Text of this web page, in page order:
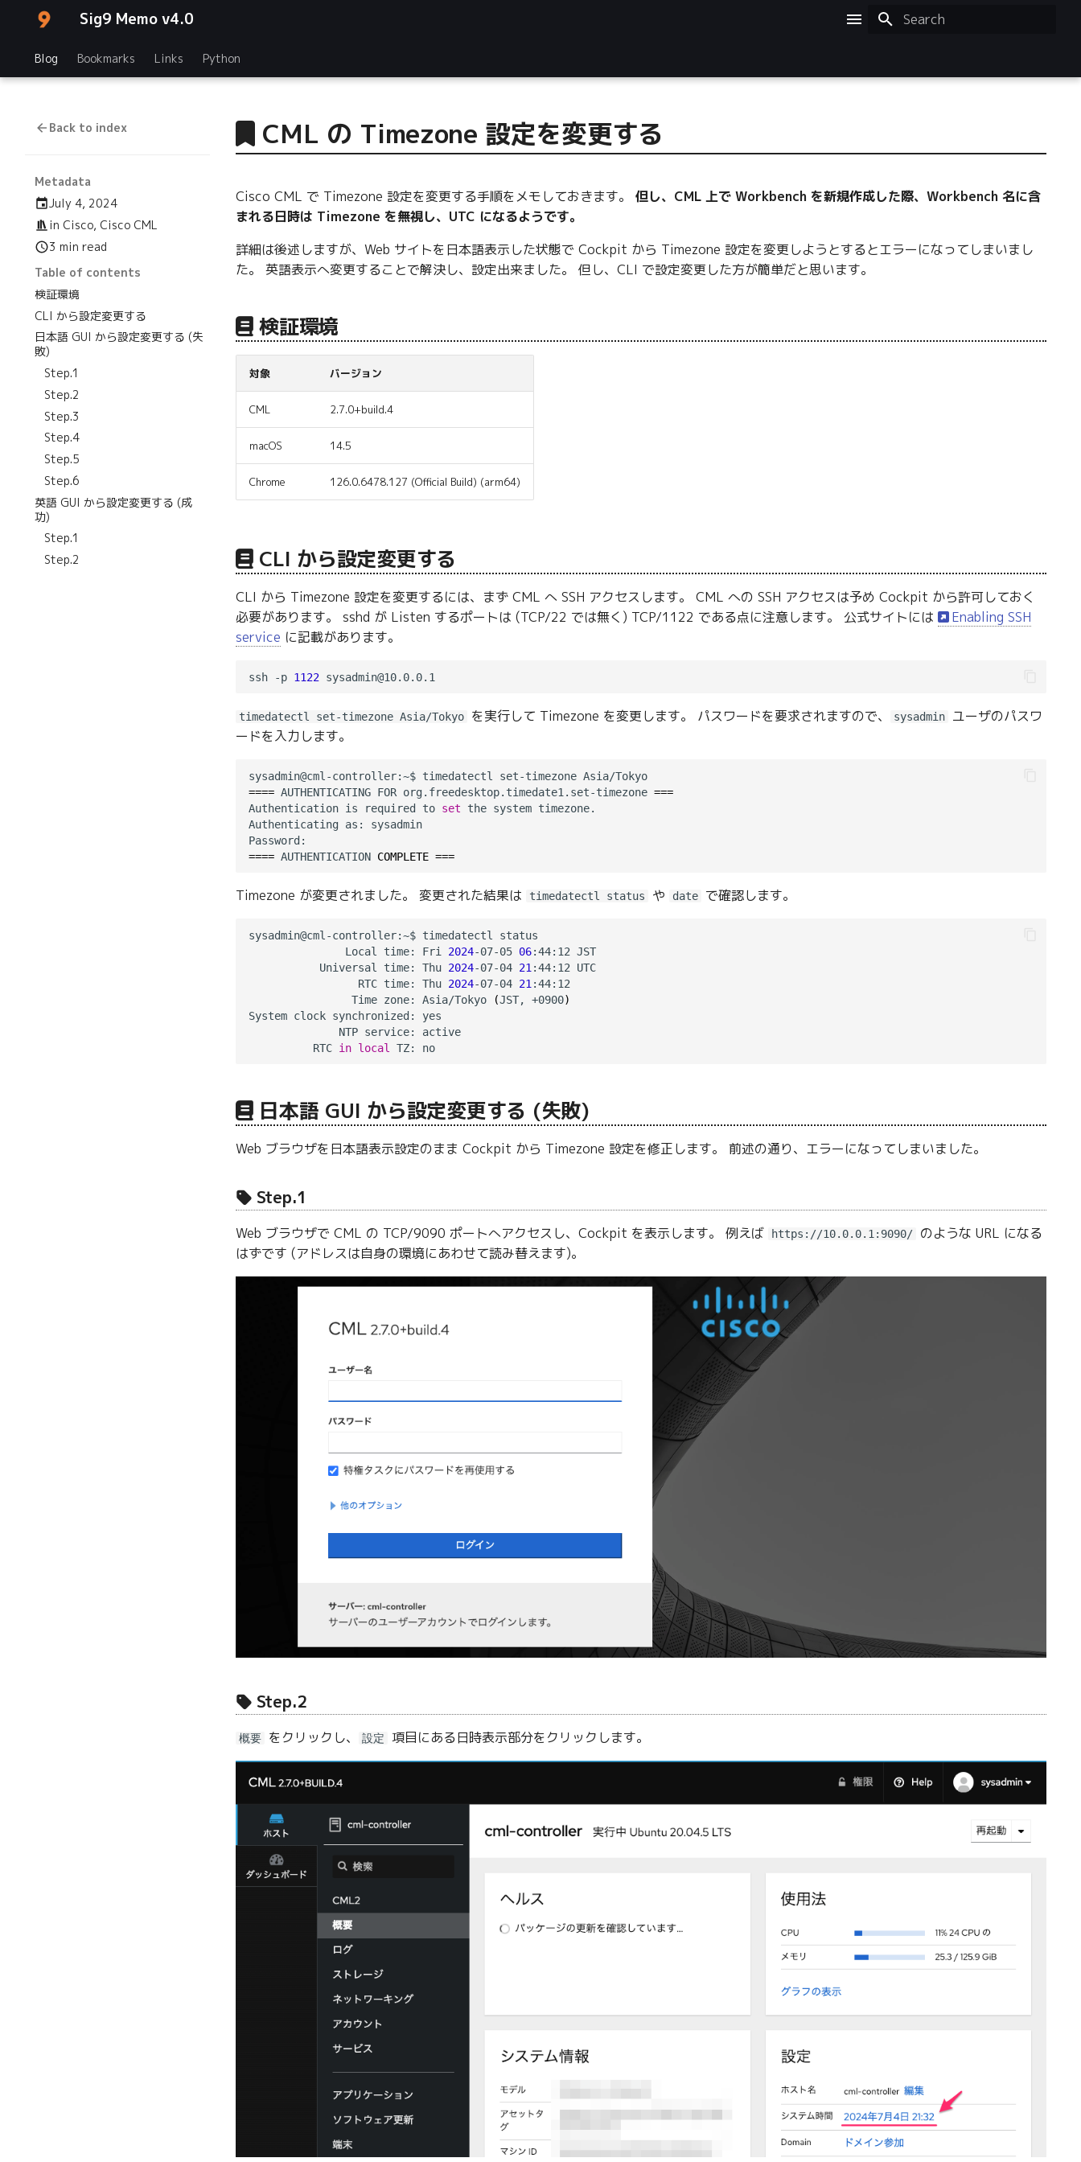
Sig9 Memo v4.0
Blog Bookmarks Links Python
Back to index
Metadata
July 4, 2024
in Cisco, Cisco CML
3 min read
Table of contents
検証環境
CLI から設定変更する
日本語 GUI から設定変更する (失
敗)
Step.1
Step.2
Step.3
Step.4
Step.5
Step.6
英語 GUI から設定変更する (成
功)
Step.1
Step.2
CML の Timezone 設定を変更する
Cisco CML で Timezone 設定を変更する手順をメモしておきます。 但し、CML 上で Workbench を新規作成した際、Workbench 名に含
まれる日時は Timezone を無視し、UTC になるようです。
詳細は後述しますが、Web サイトを日本語表示した状態で Cockpit から Timezone 設定を変更しようとするとエラーになってしまいまし
た。 英語表示へ変更することで解決し、設定出来ました。 但し、CLI で設定変更した方が簡単だと思います。
検証環境
対象 バージョン
CML 2.7.0+build.4
macOS 14.5
Chrome 126.0.6478.127 (Official Build) (arm64)
CLI から設定変更する
CLI から Timezone 設定を変更するには、まず CML へ SSH アクセスします。 CML への SSH アクセスは予め Cockpit から許可しておく
必要があります。 sshd が Listen するポートは (TCP/22 では無く) TCP/1122 である点に注意します。 公式サイトには
Enabling SSH
service に記載があります。
ssh -p 1122
timedatectl set-timezone Asia/Tokyo を実行して Timezone を変更します。 パスワードを要求されますので、 sysadmin
ユーザのパスワ
ードを入力します。
sysadmin@cml-controller:~$ timedatectl set-timezone Asia/Tokyo
==== AUTHENTICATING FOR org.freedesktop.timedate1.set-timezone ===
Authentication is required to set the system timezone.
Authenticating as: sysadmin
==== AUTHENTICATION COMPLETE ===
Timezone が変更されました。 変更された結果は timedatectl status や date で確認します。
sysadmin@cml-controller:~$ timedatectl status
               Local time: Fri
2024-07-05 06:44:12 JST
           Universal time: Thu
2024-07-04 21 :44:12 UTC
                 RTC time: Thu
2024-07-04 21 :44:12
                Time zone: Asia/Tokyo
(JST, +0900)
System clock synchronized: yes
              NTP service: active
          RTC
in local TZ: no
日本語 GUI から設定変更する (失敗)
Web ブラウザを日本語表示設定のまま Cockpit から Timezone 設定を修正します。 前述の通り、エラーになってしまいました。
Step.1
Web ブラウザで CML の TCP/9090 ポートへアクセスし、Cockpit を表示します。 例えば https://10.0.0.1:9090/
のような URL になる
はずです (アドレスは自身の環境にあわせて読み替えます)。
Step.2
概要 をクリックし、 設定 項目にある日時表示部分をクリックします。